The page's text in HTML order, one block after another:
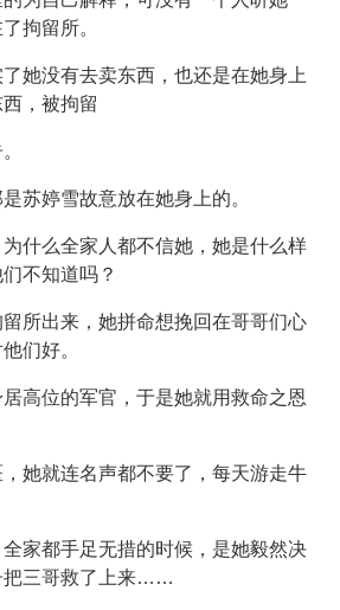
拘留所。
她没有去卖东西，也还是在她身上
，被拘留
苏婷雪故意放在她身上的。
什么全家人都不信她，她是什么样
不知道吗？
所出来，她拼命想挽回在哥哥们心
们好。
高位的军官，于是她就用救命之恩
她就连名声都不要了，每天游走牛
家都手足无措的时候，是她毅然决
把三哥救了上来……